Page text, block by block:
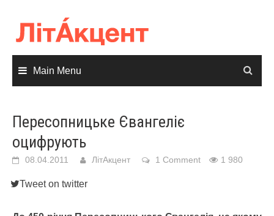
content
Main Menu
Пересопницьке Євангеліє
оцифрують
08.04.2011 ЛітАкцент 1 Comment 1 980
Tweet on twitter